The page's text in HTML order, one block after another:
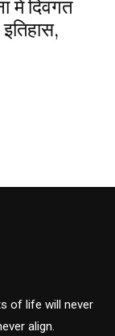
में दिवंगत
of life will never
align.